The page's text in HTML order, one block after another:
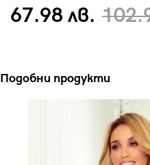
67.98 лв.
Подобни продукти